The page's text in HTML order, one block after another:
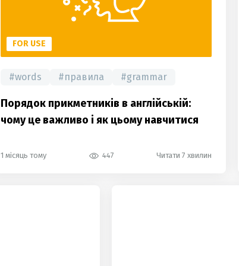
FOR USE
#words #правила #grammar
Порядок прикметників в англійській:
чому це важливо і як цьому навчитися
1 місяць тому 447 Читати 7 хвилин